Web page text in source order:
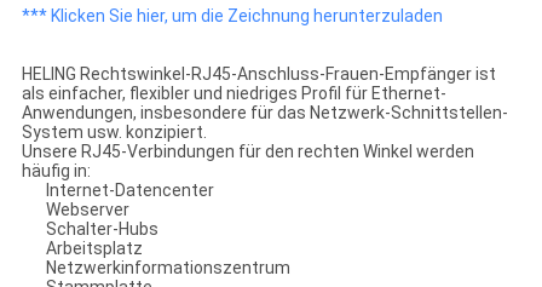
*** Klicken Sie hier, um die Zeichnung herunterzuladen
HELING Rechtswinkel-RJ45-Anschluss-Frauen-Empfänger ist
als einfacher, flexibler und niedriges Profil für Ethernet-
Anwendungen, insbesondere für das Netzwerk-Schnittstellen-
System usw. konzipiert.
Unsere RJ45-Verbindungen für den rechten Winkel werden
häufig in:
Internet-Datencenter
Webserver
Schalter-Hubs
Arbeitsplatz
Netzwerkinformationszentrum